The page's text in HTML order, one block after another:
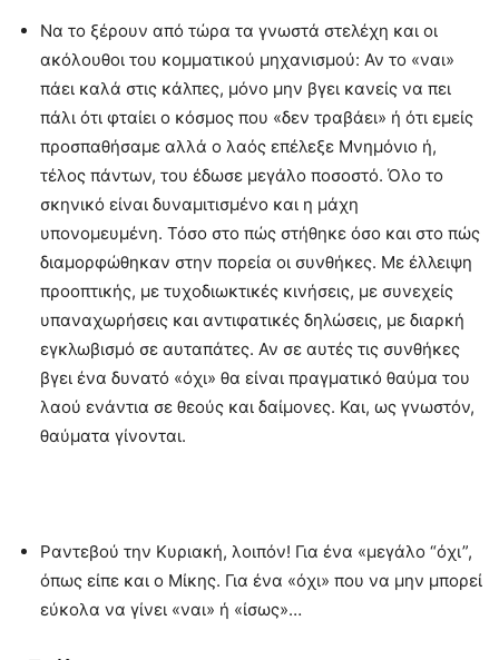
Να το ξέρουν από τώρα τα γνωστά στελέχη και οι
ακόλουθοι του κομματικού μηχανισμού: Αν το «ναι»
πάει καλά στις κάλπες, μόνο μην βγει κανείς να πει
πάλι ότι φταίει ο κόσμος που «δεν τραβάει» ή ότι εμείς
προσπαθήσαμε αλλά ο λαός επέλεξε Μνημόνιο ή,
τέλος πάντων, του έδωσε μεγάλο ποσοστό. Όλο το
σκηνικό είναι δυναμιτισμένο και η μάχη
υπονομευμένη. Τόσο στο πώς στήθηκε όσο και στο πώς
διαμορφώθηκαν στην πορεία οι συνθήκες. Με έλλειψη
προοπτικής, με τυχοδιωκτικές κινήσεις, με συνεχείς
υπαναχωρήσεις και αντιφατικές δηλώσεις, με διαρκή
εγκλωβισμό σε αυταπάτες. Αν σε αυτές τις συνθήκες
βγει ένα δυνατό «όχι» θα είναι πραγματικό θαύμα του
λαού ενάντια σε θεούς και δαίμονες. Και, ως γνωστόν,
θαύματα γίνονται.
Ραντεβού την Κυριακή, λοιπόν! Για ένα «μεγάλο “όχι”,
όπως είπε και ο Μίκης. Για ένα «όχι» που να μην μπορεί
εύκολα να γίνει «ναι» ή «ίσως»…